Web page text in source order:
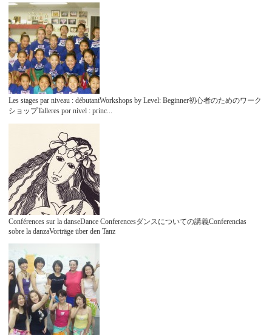
Les stages par niveau : débutantWorkshops by Level: Beginner初心者のためのワーク
ショップTalleres por nivel : princ...
Conférences sur la danseDance Conferencesダンスについての講義Conferencias
sobre la danzaVorträge über den Tanz